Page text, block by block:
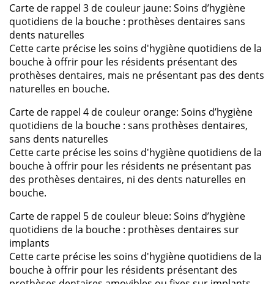
Carte de rappel 3 de couleur jaune: Soins d’hygiène
quotidiens de la bouche : prothèses dentaires sans
dents naturelles
Cette carte précise les soins d'hygiène quotidiens de la
bouche à offrir pour les résidents présentant des
prothèses dentaires, mais ne présentant pas des dents
naturelles en bouche.
Carte de rappel 4 de couleur orange: Soins d’hygiène
quotidiens de la bouche : sans prothèses dentaires,
sans dents naturelles
Cette carte précise les soins d'hygiène quotidiens de la
bouche à offrir pour les résidents ne présentant pas
des prothèses dentaires, ni des dents naturelles en
bouche.
Carte de rappel 5 de couleur bleue: Soins d’hygiène
quotidiens de la bouche : prothèses dentaires sur
implants
Cette carte précise les soins d'hygiène quotidiens de la
bouche à offrir pour les résidents présentant des